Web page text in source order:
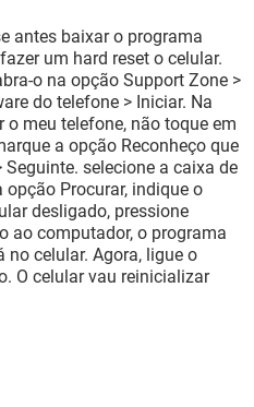
antes baixar o programa
um hard reset o celular.
o na opção Support Zone >
do telefone > Iniciar. Na
o meu telefone, não toque em
a opção Reconheço que
selecione a caixa de
Procurar, indique o
desligado, pressione
ao computador, o programa
celular. Agora, ligue o
O celular vau reinicializar